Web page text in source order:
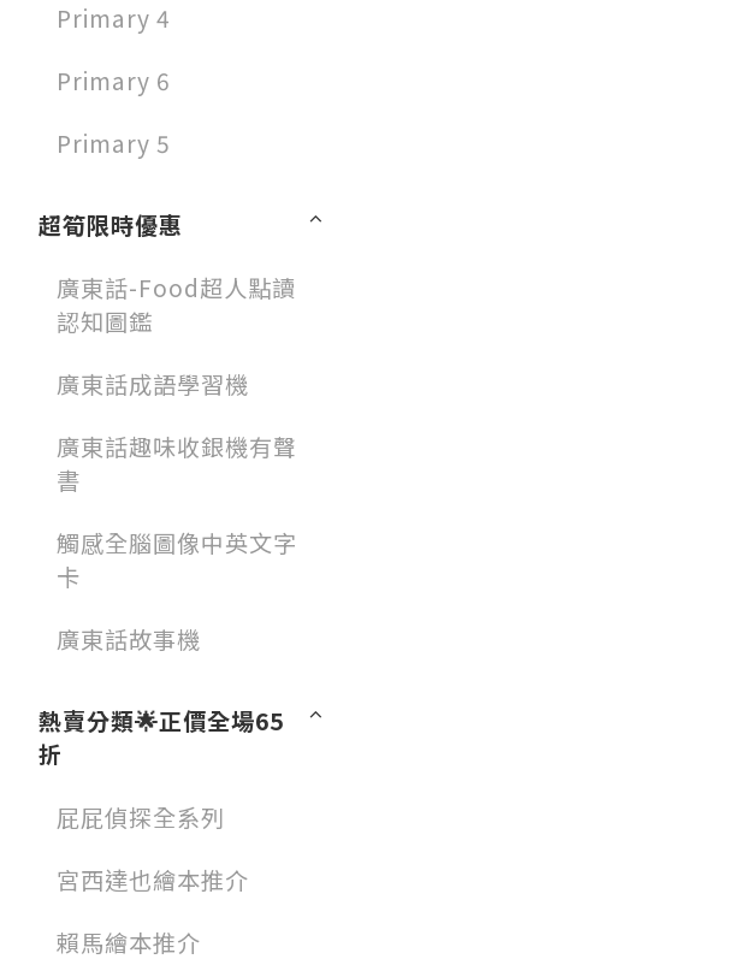
Primary 4
Primary 6
Primary 5
超筍限時優惠
廣東話-Food超人點讀
認知圖鑑
廣東話成語學習機
廣東話趣味收銀機有聲
書
觸感全腦圖像中英文字
卡
廣東話故事機
熱賣分類🌟正價全場65
折
屁屁偵探全系列
宮西達也繪本推介
賴馬繪本推介